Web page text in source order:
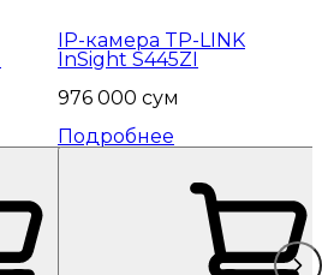
IP-камера TP-LINK
InSight S445ZI
976 000 сум
Подробнее